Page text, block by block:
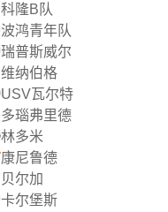
科隆B队
波鸿青年队
瑞普斯威尔
维纳伯格
USV瓦尔特
多瑙弗里德
林多米
康尼鲁德
贝尔加
卡尔堡斯